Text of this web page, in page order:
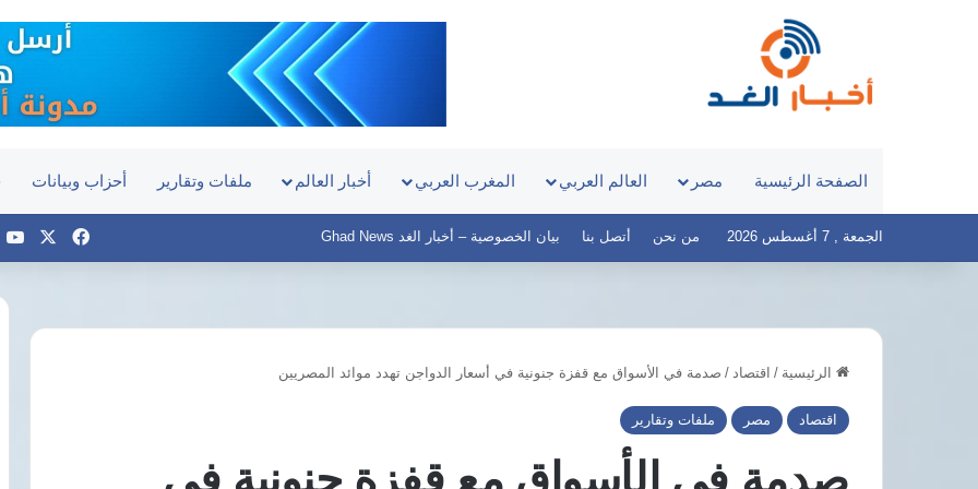
الصفحة الرئيسية مصر العالم العربي المغرب العربي أخبار العالم ملفات وتقارير أحزاب وبيانات
الجمعة , 7 أغسطس 2026 من نحن أتصل بنا بيان الخصوصية – أخبار الغد Ghad News فيسبوك
الرئيسية / اقتصاد / صدمة في الأسواق مع قفزة جنونية في أسعار الدواجن تهدد موائد المصريين
اقتصاد مصر ملفات وتقاريروالبرازيل
تبحثان
تحويل
يبحث